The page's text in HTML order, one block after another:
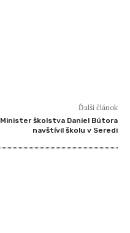
Ďalší článok
Minister školstva Daniel Bútora
navštívil školu v Seredi